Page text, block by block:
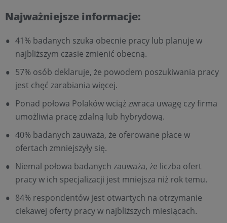
Najważniejsze informacje:
41% badanych szuka obecnie pracy lub planuje w
najbliższym czasie zmienić obecną.
57% osób deklaruje, że powodem poszukiwania pracy
jest chęć zarabiania więcej.
Ponad połowa Polaków wciąż zwraca uwagę czy firma
umożliwia pracę zdalną lub hybrydową.
40% badanych zauważa, że oferowane płace w
ofertach zmniejszyły się.
Niemal połowa badanych zauważa, że liczba ofert
pracy w ich specjalizacji jest mniejsza niż rok temu.
84% respondentów jest otwartych na otrzymanie
ciekawej oferty pracy w najbliższych miesiącach.